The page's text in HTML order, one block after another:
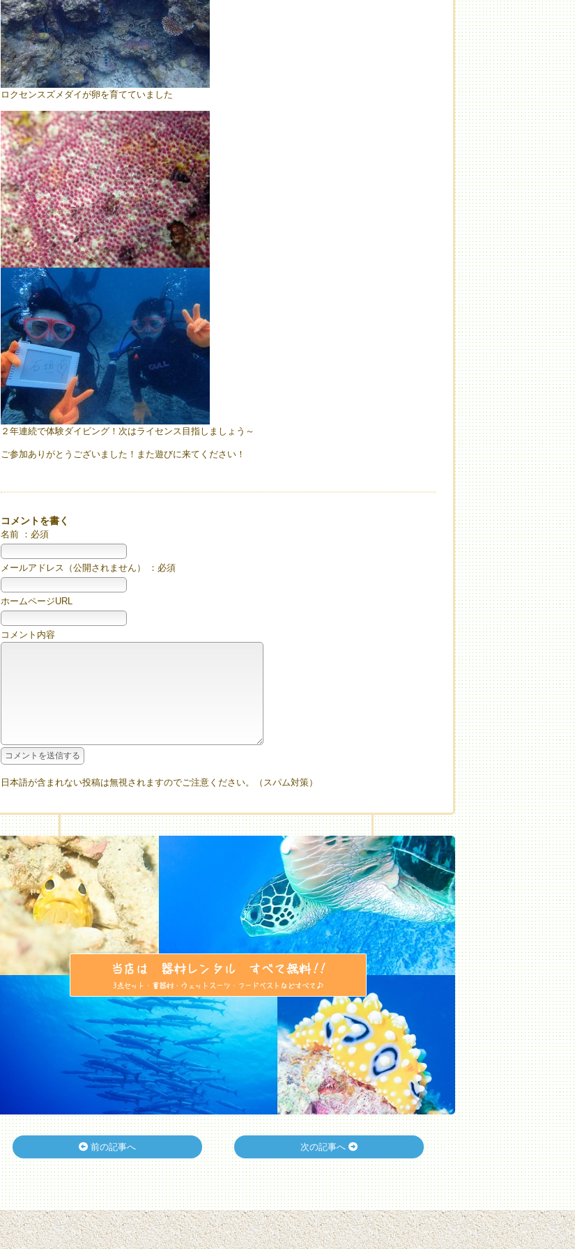
ロクセンスズメダイが卵を育てていました
２年連続で体験ダイビング！次はライセンス目指しましょう～
ご参加ありがとうございました！また遊びに来てください！
コメントを書く
名前 ：必須
メールアドレス（公開されません） ：必須
ホームページURL
コメント内容
日本語が含まれない投稿は無視されますのでご注意ください。（スパム対策）
前の記事へ 次の記事へ